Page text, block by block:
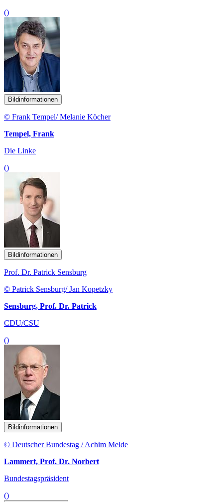
()
Bildinformationen
© Frank Tempel/ Melanie Köcher
Tempel, Frank
Die Linke
()
Bildinformationen
Prof. Dr. Patrick Sensburg
© Patrick Sensburg/ Jan Kopetzky
Sensburg, Prof. Dr. Patrick
CDU/CSU
()
Bildinformationen
© Deutscher Bundestag / Achim Melde
Lammert, Prof. Dr. Norbert
Bundestagspräsident
()